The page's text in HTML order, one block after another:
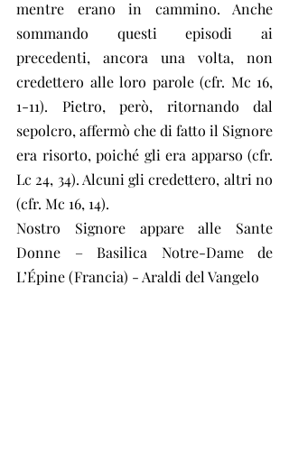
mentre erano in cammino. Anche
sommando questi episodi ai
precedenti, ancora una volta, non
credettero alle loro parole (cfr. Mc 16,
1-11). Pietro, però, ritornando dal
sepolcro, affermò che di fatto il Signore
era risorto, poiché gli era apparso (cfr.
Lc 24, 34). Alcuni gli credettero, altri no
(cfr. Mc 16, 14).
Nostro Signore appare alle Sante
Donne – Basilica Notre-Dame de
L’Épine (Francia) - Araldi del Vangelo